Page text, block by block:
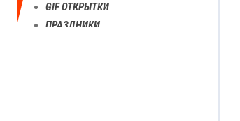
GIF ОТКРЫТКИ
ПРАЗДНИКИ